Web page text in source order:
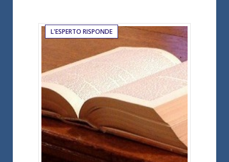
L'ESPERTO RISPONDE